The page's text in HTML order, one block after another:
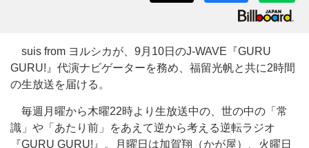
suis from ヨルシカが、9月10日のJ-WAVE『GURU
GURU!』代演ナビゲーターを務め、福留光帆と共に2時間
の生放送を届ける。
毎週月曜から木曜22時より生放送中の、世の中の「常
識」や「あたり前」をあえて逆から考える逆転ラジオ
『GURU GURU!』。月曜日は加賀翔（かが屋）、火曜日